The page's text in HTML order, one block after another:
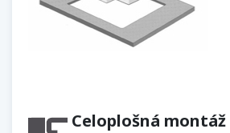
Celoplošná